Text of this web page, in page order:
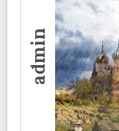
admin